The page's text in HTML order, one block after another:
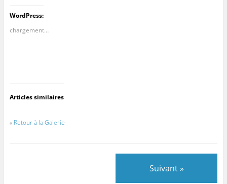
WordPress:
chargement…
Articles similaires
« Retour à la Galerie
Suivant »